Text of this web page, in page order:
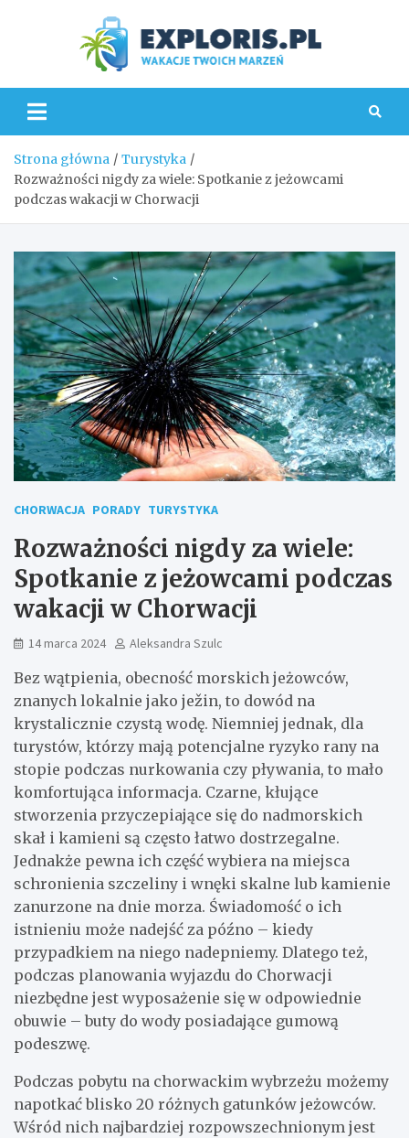
Strona główna
Turystyka
Rozważności nigdy za wiele: Spotkanie z jeżowcami
podczas wakacji w Chorwacji
CHORWACJA PORADY TURYSTYKA
Rozważności nigdy za wiele:
Spotkanie z jeżowcami podczas
wakacji w Chorwacji
14 marca 2024 Aleksandra Szulc
Bez wątpienia, obecność morskich jeżowców,
znanych lokalnie jako ježin, to dowód na
krystalicznie czystą wodę. Niemniej jednak, dla
turystów, którzy mają potencjalne ryzyko rany na
stopie podczas nurkowania czy pływania, to mało
komfortująca informacja. Czarne, kłujące
stworzenia przyczepiające się do nadmorskich
skał i kamieni są często łatwo dostrzegalne.
Jednakże pewna ich część wybiera na miejsca
schronienia szczeliny i wnęki skalne lub kamienie
zanurzone na dnie morza. Świadomość o ich
istnieniu może nadejść za późno – kiedy
przypadkiem na niego nadepniemy. Dlatego też,
podczas planowania wyjazdu do Chorwacji
niezbędne jest wyposażenie się w odpowiednie
obuwie – buty do wody posiadające gumową
podeszwę.
Podczas pobytu na chorwackim wybrzeżu możemy
napotkać blisko 20 różnych gatunków jeżowców.
Wśród nich najbardziej rozpowszechnionym jest